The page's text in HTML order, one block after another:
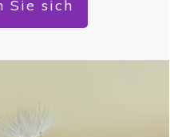
Sie sich